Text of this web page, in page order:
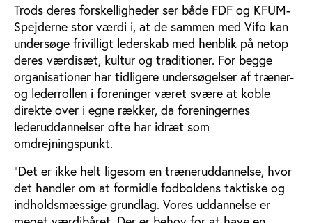
Trods deres forskelligheder ser både FDF og KFUM-
Spejderne stor værdi i, at de sammen med Vifo kan
undersøge frivilligt lederskab med henblik på netop
deres værdisæt, kultur og traditioner. For begge
organisationer har tidligere undersøgelser af træner-
og lederrollen i foreninger været svære at koble
direkte over i egne rækker, da foreningernes
lederuddannelser ofte har idræt som
omdrejningspunkt.
”Det er ikke helt ligesom en træneruddannelse, hvor
det handler om at formidle fodboldens taktiske og
indholdsmæssige grundlag. Vores uddannelse er